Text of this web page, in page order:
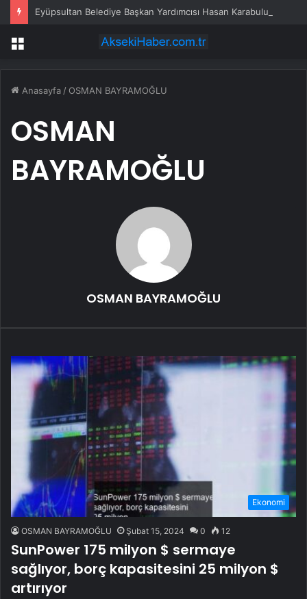
Menü
Anasayfa / OSMAN BAYRAMOĞLU
OSMAN
BAYRAMOĞLU
OSMAN BAYRAMOĞLU
Ekonomi
OSMAN BAYRAMOĞLU Şubat 15, 2024 0 12
SunPower 175 milyon $ sermaye
sağlıyor, borç kapasitesini 25 milyon $
artırıyor